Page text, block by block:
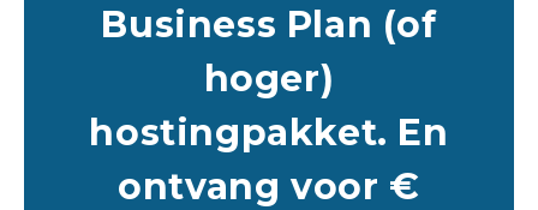
Business Plan (of
hoger)
hostingpakket. En
ontvang voor €